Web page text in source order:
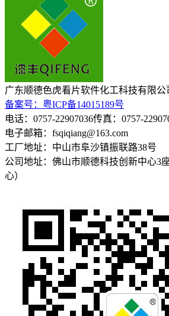
广东顺德色虎看片软件化工科技有限公
备案号：粤ICP备14015189号
电话：0757-22907036传真：0757-
电子邮箱：fsqiqiang@163.com
工厂地址：中山市阜沙镇振联路38号
公司地址：佛山市顺德科技创新中心3
心）